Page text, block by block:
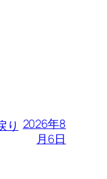
り 2026年8
月6日